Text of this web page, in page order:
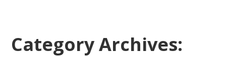
Category Archives: